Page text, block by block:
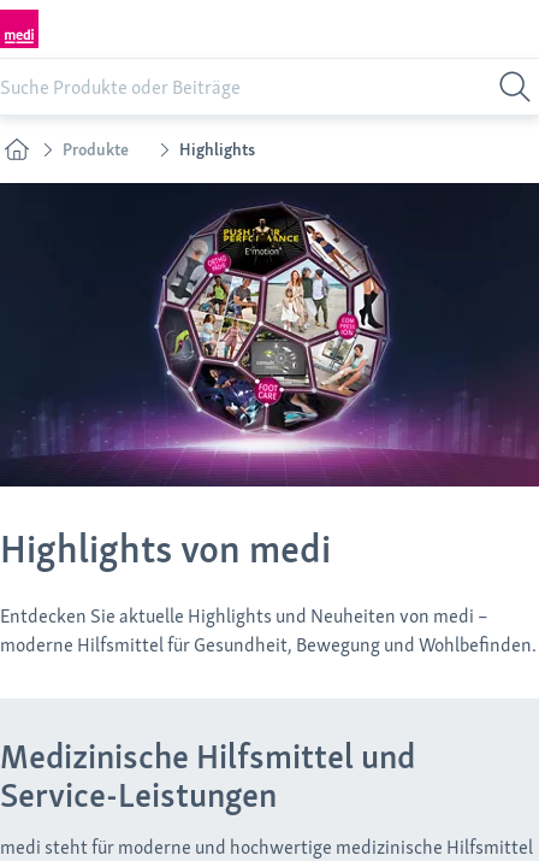
Produkte Highlights
Highlights von medi
Entdecken Sie aktuelle Highlights und Neuheiten von medi –
moderne Hilfsmittel für Gesundheit, Bewegung und Wohlbefinden.
Medizinische Hilfsmittel und
Service-Leistungen
medi steht für moderne und hochwertige medizinische Hilfsmittel